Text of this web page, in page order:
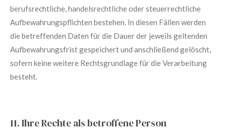
berufsrechtliche, handelsrechtliche oder steuerrechtliche
Aufbewahrungspflichten bestehen. In diesen Fällen werden
die betreffenden Daten für die Dauer der jeweils geltenden
Aufbewahrungsfrist gespeichert und anschließend gelöscht,
sofern keine weitere Rechtsgrundlage für die Verarbeitung
besteht.
11. Ihre Rechte als betroffene Person